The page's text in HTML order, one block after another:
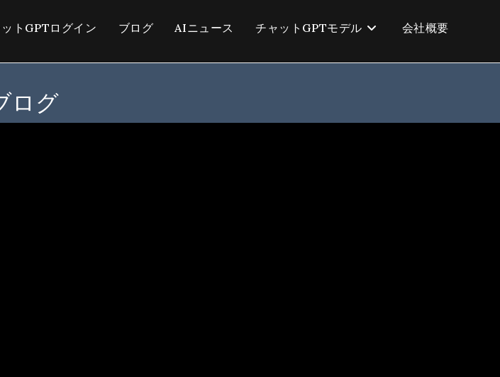
トGPTログイン ブログ AIニュース チャットGPTモデル 会社概要
ログ